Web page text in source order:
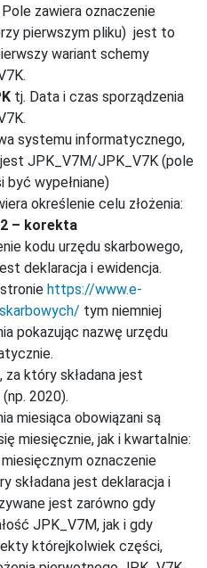
Pole zawiera oznaczenie
pierwszym pliku) jest to
wariant schemy
tj. Data i czas sporządzenia
systemu informatycznego,
JPK_V7M/JPK_V7K (pole
być wypełniane)
określenie celu złożenia:
– korekta
kodu urzędu skarbowego,
deklaracja i ewidencja.
https://www.e-
tym niemniej
pokazując nazwę urzędu
za który składana jest
2020).
miesiąca obowiązani są
miesięcznie, jak i kwartalnie:
oznaczenie
składana jest deklaracja i
jest zarówno gdy
JPK_V7M, jak i gdy
którejkolwiek części,